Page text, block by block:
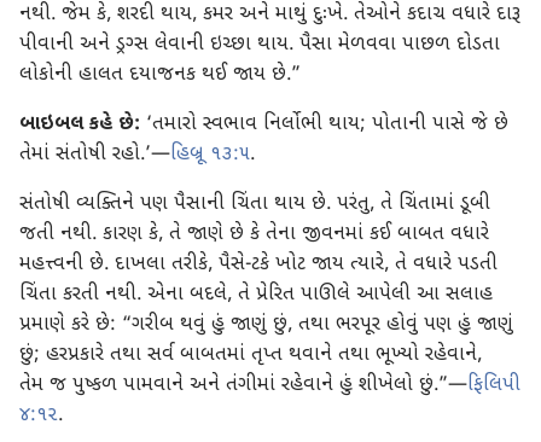
નથી. જેમ કે, શરદી થાય, કમર અને માથું દુઃખે. તેઓને કદાચ વધારે દારૂ
પીવાની અને ડ્રગ્સ લેવાની ઇચ્છા થાય. પૈસા મેળવવા પાછળ દોડતા
લોકોની હાલત દયાજનક થઈ જાય છે.”
બાઇબલ કહે છે: ‘તમારો સ્વભાવ નિર્લોભી થાય; પોતાની પાસે જે છે
તેમાં સંતોષી રહો.’—હિબ્રૂ ૧૩:૫.
સંતોષી વ્યક્તિને પણ પૈસાની ચિંતા થાય છે. પરંતુ, તે ચિંતામાં ડૂબી
જતી નથી. કારણ કે, તે જાણે છે કે તેના જીવનમાં કઈ બાબત વધારે
મહત્ત્વની છે. દાખલા તરીકે, પૈસે-ટકે ખોટ જાય ત્યારે, તે વધારે પડતી
ચિંતા કરતી નથી. એના બદલે, તે પ્રેરિત પાઊલે આપેલી આ સલાહ
પ્રમાણે કરે છે: “ગરીબ થવું હું જાણું છું, તથા ભરપૂર હોવું પણ હું જાણું
છું; હરપ્રકારે તથા સર્વ બાબતમાં તૃપ્ત થવાને તથા ભૂખ્યો રહેવાને,
તેમ જ પુષ્કળ પામવાને અને તંગીમાં રહેવાને હું શીખેલો છું.”—ફિલિપી
૪:૧૨.